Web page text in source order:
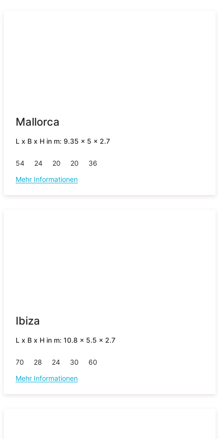
Mallorca
L x B x H in m: 9.35 x 5 x 2.7
54 24 20 20
36
Mehr Informationen
Ibiza
L x B x H in m: 10.8 x 5.5 x 2.7
70 28 24 30
60
Mehr Informationen